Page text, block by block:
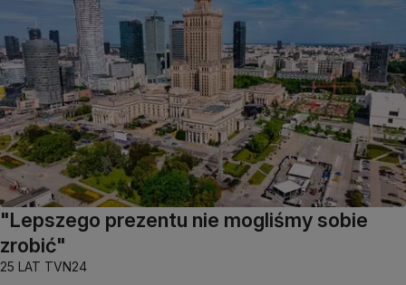
"Lepszego prezentu nie mogliśmy sobie
zrobić"
25 LAT TVN24